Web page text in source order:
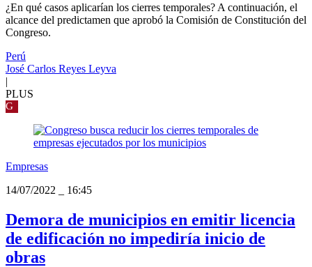
¿En qué casos aplicarían los cierres temporales? A continuación, el
alcance del predictamen que aprobó la Comisión de Constitución del
Congreso.
Perú
José Carlos Reyes Leyva
|
PLUS
G
Empresas
14/07/2022
16:45
Demora de municipios en emitir licencia
de edificación no impediría inicio de
obras